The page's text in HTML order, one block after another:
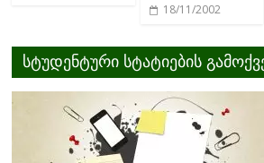
18/11/2002
სტუდენტური სტატიების